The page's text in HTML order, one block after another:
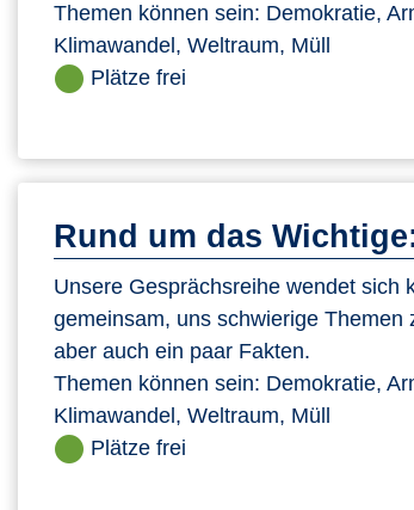
Themen können sein: Demokratie,
Klimawandel, Weltraum, Müll
Plätze frei
Rund um das
Unsere Gesprächsreihe wendet sich
gemeinsam, uns schwierige
aber auch ein paar Fakten.
Themen können sein: Demokratie,
Klimawandel, Weltraum, Müll
Plätze frei